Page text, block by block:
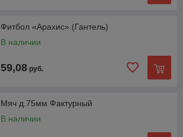
Фитбол «Арахис» (Гантель)
В наличии
59,08 руб.
Мяч д.75мм Фактурный
В наличии